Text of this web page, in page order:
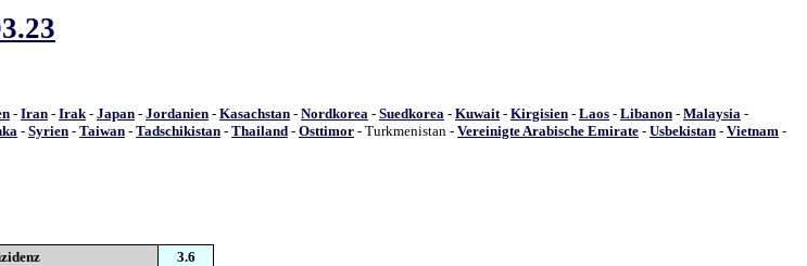
- Iran - Irak- Japan - Jordanien - Kasachstan - Nordkorea - Suedkorea - Kuwait- Kirgisien - Laos - Libanon - Malaysia -
- Syrien - Taiwan - Tadschikistan - Thailand - Osttimor - Turkmenistan - Vereinigte Arabische Emirate - Usbekistan - Vietnam -
3.6